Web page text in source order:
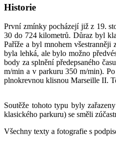
Historie
První zmínky pocházejí již z 19.
30 do 724 kilometrů. Důraz byl
Paříže a byl mnohem
byla lehká, ale bylo možno
body za splnění předepsaného
m/min a v parkuru 350 m/min).
plnokrevnou klisnou Marseille II.
Soutěže tohoto typu byly
klasického parkuru) se směli
Všechny texty a fotografie s